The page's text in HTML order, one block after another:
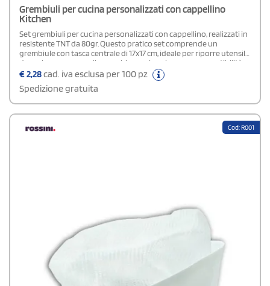
Grembiuli per cucina personalizzati con cappellino
Kitchen
Set grembiuli per cucina personalizzati con cappellino, realizzati in
resistente TNT da 80gr. Questo pratico set comprende un
grembiule con tasca centrale di 17x17 cm, ideale per riporre utensili
da cucina, e un cappello con chiusura in velcro per una vestibilità
sicura e comoda. Entrambi i pezzi sono perfettamente
personalizzabili con il tuo logo, rendendoli un'ottima scelta per
promuovere il tuo brand durante eventi culinari, fiere o come
regali per i clienti.
€2,28cad. iva esclusa per 100 pz
Spedizione gratuita
Cod: R001